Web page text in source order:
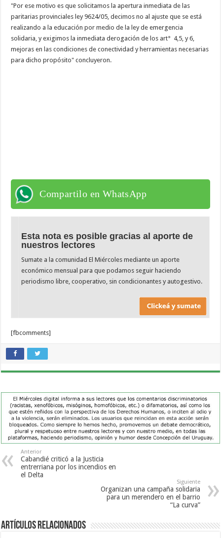
"Por ese motivo es que solicitamos la apertura inmediata de las
paritarias provinciales ley 9624/05, decimos no al ajuste que se está
realizando a la educación por medio de la ley de emergencia
solidaria, y exigimos la inmediata derogación de los art° 4,5, y 6,
mejoras en las condiciones de conectividad y herramientas necesarias
para dicho propósito" concluyeron.
Compartilo en WhatsApp
Esta nota es posible gracias al aporte de
nuestros lectores
Sumate a la comunidad El Miércoles mediante un aporte
económico mensual para que podamos seguir haciendo
periodismo libre, cooperativo, sin condicionantes y autogestivo.
[fbcomments]
Anterior
Cabandié criticó a la Justicia
entrerriana por los incendios en
el Delta
Siguiente
Organizan una campaña solidaria
para un merendero en el barrio
“La curva”
Artículos Relacionados